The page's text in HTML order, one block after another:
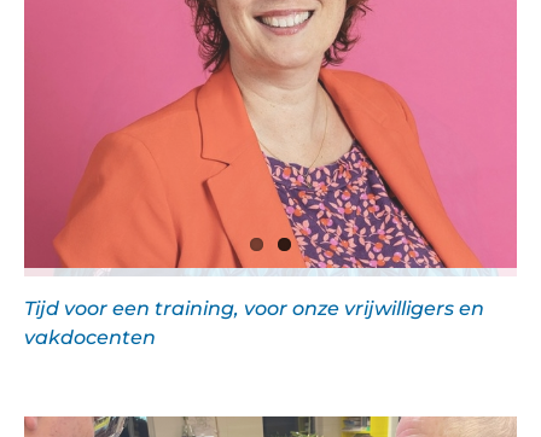
Tijd voor een training, voor onze vrijwilligers en
vakdocenten